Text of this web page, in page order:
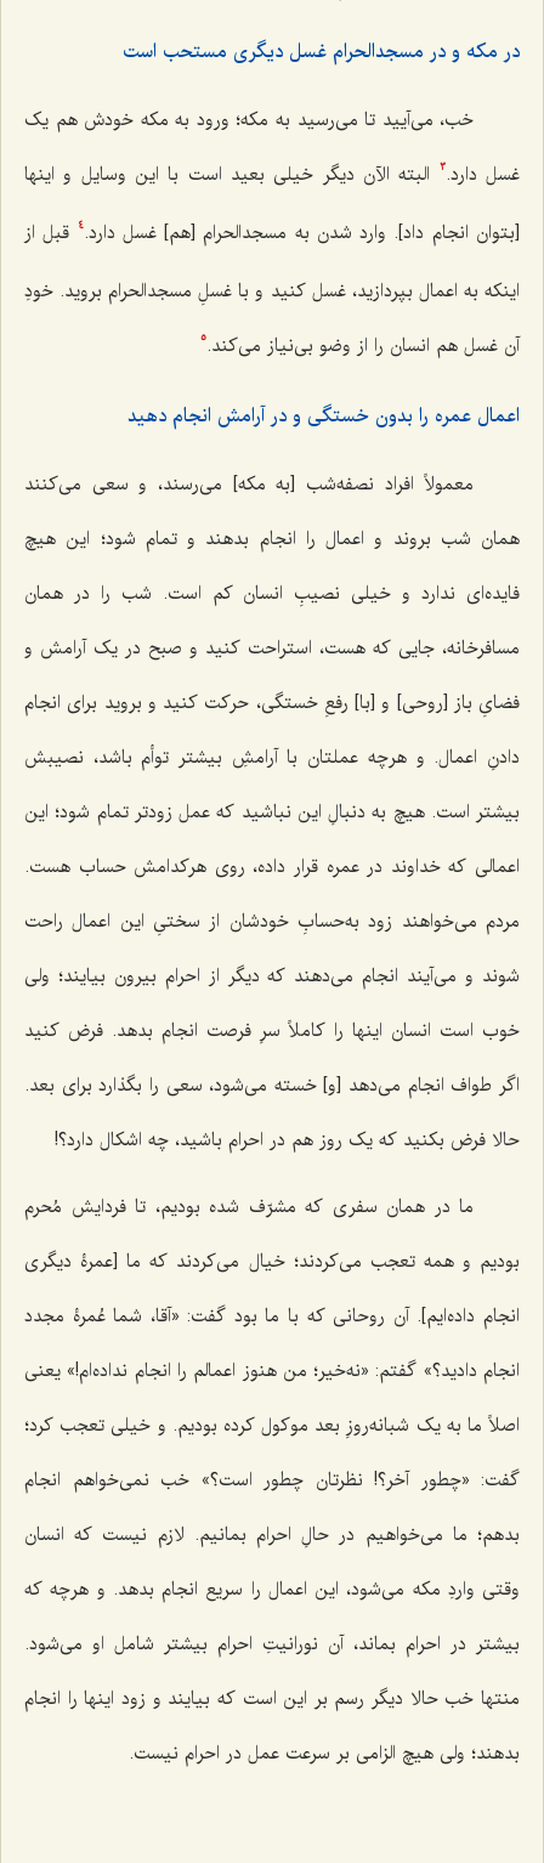
در مکه و در مسجدالحرام غسل دیگری مستحب است
خب، می‌آیید تا می‌رسید به مکه؛ ورود به مکه خودش هم یک
غسل دارد.3
البته الآن دیگر خیلی بعید است با این وسایل و اینها
[بتوان انجام داد]. وارد شدن به مسجدالحرام [هم] غسل دارد.4
قبل از
اینکه به اعمال بپردازید، غسل کنید و با غسلِ مسجدالحرام بروید. خودِ
آن غسل هم انسان را از وضو بی‌نیاز می‌کند.5
اعمال عمره را بدون خستگی و در آرامش انجام دهید
معمولاً افراد نصفه‌شب [به مکه] می‌رسند، و سعی می‌کنند
همان شب بروند و اعمال را انجام بدهند و تمام شود؛ این هیچ
فایده‌ای ندارد و خیلی نصیبِ انسان کم است. شب را در همان
مسافرخانه، جایی که هست، استراحت کنید و صبح در یک آرامش و
فضایِ باز [روحی] و [با] رفعِ خستگی، حرکت کنید و بروید برای انجام
دادنِ اعمال. و هرچه عملتان با آرامشِ بیشتر توأم باشد، نصیبش
بیشتر است. هیچ به دنبالِ این نباشید که عمل زودتر تمام شود؛ این
اعمالی که خداوند در عمره قرار داده، روی هرکدامش حساب هست.
مردم می‌خواهند زود به‌حسابِ خودشان از سختیِ این اعمال راحت
شوند و می‌آیند انجام می‌دهند که دیگر از احرام بیرون بیایند؛ ولی
خوب است انسان اینها را کاملاً سرِ فرصت انجام بدهد. فرض کنید
اگر طواف انجام می‌دهد [و] خسته می‌شود، سعی را بگذارد برای بعد.
حالا فرض بکنید که یک روز هم در احرام باشید، چه اشکال دارد؟!
ما در همان سفری که مشرّف شده بودیم، تا فردایش مُحرم
بودیم و همه تعجب می‌کردند؛ خیال می‌کردند که ما [عمرۀ دیگری
انجام داده‌ایم]. آن روحانی که با ما بود گفت: «آقا، شما عُمرۀ مجدد
انجام دادید؟» گفتم: «نه‌خیر؛ من هنوز اعمالم را انجام نداده‌ام!» یعنی
اصلاً ما به یک شبانه‌روزِ بعد موکول کرده بودیم. و خیلی تعجب کرد؛
گفت: «چطور آخر؟! نظرتان چطور است؟» خب نمی‌خواهم انجام
بدهم؛ ما می‌خواهیم در حالِ احرام بمانیم. لازم نیست که انسان
وقتی واردِ مکه می‌شود، این اعمال را سریع انجام بدهد. و هرچه که
بیشتر در احرام بماند، آن نورانیتِ احرام بیشتر شامل او می‌شود.
منتها خب حالا دیگر رسم بر این است که بیایند و زود اینها را انجام
بدهند؛ ولی هیچ الزامی بر سرعت عمل در احرام نیست.